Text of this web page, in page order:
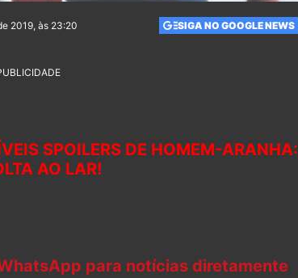
2019, às 23:20 SIGA NO GOOGLE NEWS
SPOILERS DE HOMEM-ARANHA:
AO LAR!
para notícias diretamente